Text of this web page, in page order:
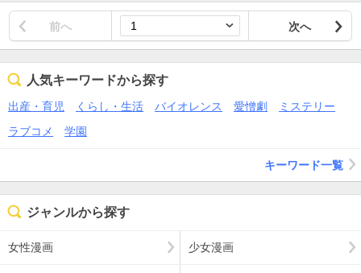
前へ 次へ
人気キーワードから探す
出産・育児 くらし・生活 バイオレンス 愛憎劇
ミステリー
ラブコメ
学園
キーワード一覧
ジャンルから探す
女性漫画 少女漫画